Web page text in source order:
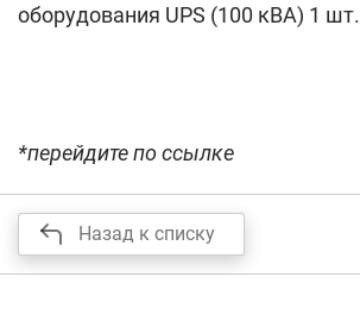
оборудования UPS (100 кВА) 1 шт.
*перейдите по ссылке
Назад к списку